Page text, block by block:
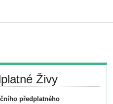
Živy
předplatného